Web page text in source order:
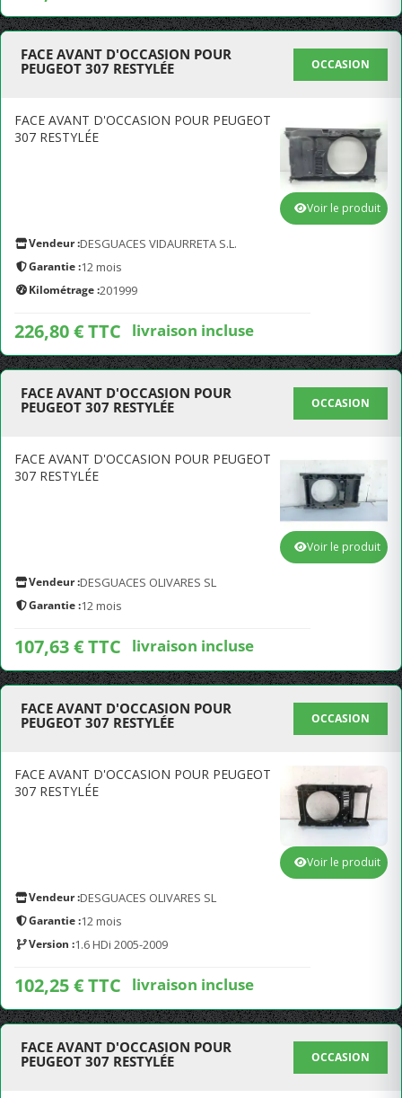
FACE AVANT D'OCCASION POUR
PEUGEOT 307 RESTYLÉE
OCCASION
FACE AVANT D'OCCASION POUR PEUGEOT
307 RESTYLÉE
Vendeur :DESGUACES VIDAURRETA S.L.
Garantie :12 mois
Kilométrage :201999
226,80 € TTC livraison incluse
Voir le produit
FACE AVANT D'OCCASION POUR
PEUGEOT 307 RESTYLÉE
OCCASION
FACE AVANT D'OCCASION POUR PEUGEOT
307 RESTYLÉE
Vendeur :DESGUACES OLIVARES SL
Garantie :12 mois
107,63 € TTC livraison incluse
Voir le produit
FACE AVANT D'OCCASION POUR
PEUGEOT 307 RESTYLÉE
OCCASION
FACE AVANT D'OCCASION POUR PEUGEOT
307 RESTYLÉE
Vendeur :DESGUACES OLIVARES SL
Garantie :12 mois
Version :1.6 HDi 2005-2009
102,25 € TTC livraison incluse
Voir le produit
FACE AVANT D'OCCASION POUR
PEUGEOT 307 RESTYLÉE
OCCASION